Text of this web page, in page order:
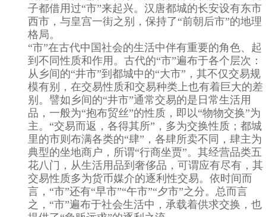
子都借用过“市”来起兴。汉唐都城的长安设有东市
西市，与皇宫一街之别，保持了“前朝后市”的地理
格局。
“市”在古代中国社会的生活中伴有重要的角色、起
到不同性质和作用。古代的“市”遍布于各个层次：
从乡间的“井市”到都城中的“大市”，其不仅交易规
模有别，在交易性质和交易种类上也有着巨大的差
别。譬如乡间的“井市”通常交易的是日常生活用
品，一般为“抱布贸丝”的性质，即以“物物交换”为
主。“交易而返，各得其所”，多为交换性质；都城
里的市则布满各类的“肆”，各肆所卖不同，肆主为
典型的坐地商户，所谓“行商坐贾”。其经营品类五
花八门，从生活用品到奢侈品，可谓应有尽有，其
交易性质多为货币媒介的逐利性交易。依时间而
言，“市”还有“早市”“午市”“夕市”之分。总而言
之，“市”遍布于社会生活中，承载着供求交换，也